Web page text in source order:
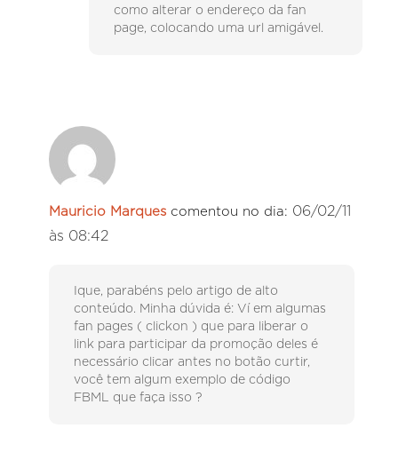
como alterar o endereço da fan
page, colocando uma url amigável.
Mauricio Marques comentou no dia: 06/02/11
às 08:42
Ique, parabéns pelo artigo de alto
conteúdo. Minha dúvida é: Ví em algumas
fan pages ( clickon ) que para liberar o
link para participar da promoção deles é
necessário clicar antes no botão curtir,
você tem algum exemplo de código
FBML que faça isso ?